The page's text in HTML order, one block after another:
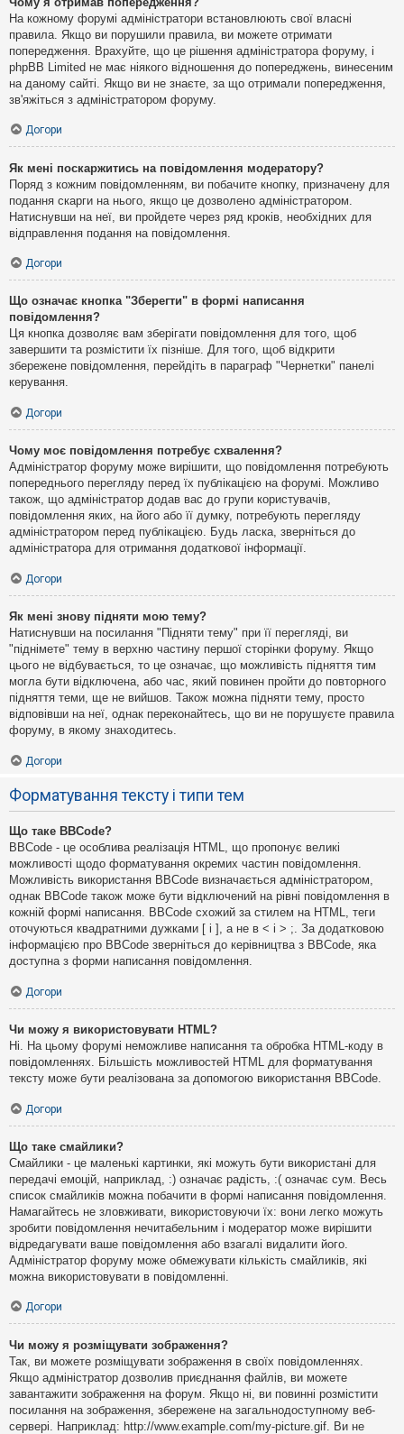
На кожному форумі адміністратори встановлюють свої власні
правила. Якщо ви порушили правила, ви можете отримати
попередження. Врахуйте, що це рішення адміністратора форуму, і
phpBB Limited не має ніякого відношення до попереджень, винесеним
на даному сайті. Якщо ви не знаєте, за що отримали попередження,
зв'яжіться з адміністратором форуму.
Догори
Як мені поскаржитись на повідомлення модератору?
Поряд з кожним повідомленням, ви побачите кнопку, призначену для
подання скарги на нього, якщо це дозволено адміністратором.
Натиснувши на неї, ви пройдете через ряд кроків, необхідних для
відправлення подання на повідомлення.
Догори
Що означає кнопка "Зберегти" в формі написання
повідомлення?
Ця кнопка дозволяє вам зберігати повідомлення для того, щоб
завершити та розмістити їх пізніше. Для того, щоб відкрити
збережене повідомлення, перейдіть в параграф "Чернетки" панелі
керування.
Догори
Чому моє повідомлення потребує схвалення?
Адміністратор форуму може вирішити, що повідомлення потребують
попереднього перегляду перед їх публікацією на форумі. Можливо
також, що адміністратор додав вас до групи користувачів,
повідомлення яких, на його або її думку, потребують перегляду
адміністратором перед публікацією. Будь ласка, зверніться до
адміністратора для отримання додаткової інформації.
Догори
Як мені знову підняти мою тему?
Натиснувши на посилання "Підняти тему" при її перегляді, ви
"піднімете" тему в верхню частину першої сторінки форуму. Якщо
цього не відбувається, то це означає, що можливість підняття тим
могла бути відключена, або час, який повинен пройти до повторного
підняття теми, ще не вийшов. Також можна підняти тему, просто
відповівши на неї, однак переконайтесь, що ви не порушуєте правила
форуму, в якому знаходитесь.
Догори
Форматування тексту і типи тем
Що таке BBCode?
BBCode - це особлива реалізація HTML, що пропонує великі
можливості щодо форматування окремих частин повідомлення.
Можливість використання BBCode визначається адміністратором,
однак BBCode також може бути відключений на рівні повідомлення в
кожній формі написання. BBCode схожий за стилем на HTML, теги
оточуються квадратними дужками [ і ], а не в < і > ;. За додатковою
інформацією про BBCode зверніться до керівництва з BBCode, яка
доступна з форми написання повідомлення.
Догори
Чи можу я використовувати HTML?
Ні. На цьому форумі неможливе написання та обробка HTML-коду в
повідомленнях. Більшість можливостей HTML для форматування
тексту може бути реалізована за допомогою використання BBCode.
Догори
Що таке смайлики?
Смайлики - це маленькі картинки, які можуть бути використані для
передачі емоцій, наприклад, :) означає радість, :( означає сум. Весь
список смайликів можна побачити в формі написання повідомлення.
Намагайтесь не зловживати, використовуючи їх: вони легко можуть
зробити повідомлення нечитабельним і модератор може вирішити
відредагувати ваше повідомлення або взагалі видалити його.
Адміністратор форуму може обмежувати кількість смайликів, які
можна використовувати в повідомленні.
Догори
Чи можу я розміщувати зображення?
Так, ви можете розміщувати зображення в своїх повідомленнях.
Якщо адміністратор дозволив приєднання файлів, ви можете
завантажити зображення на форум. Якщо ні, ви повинні розмістити
посилання на зображення, збережене на загальнодоступному веб-
сервері. Наприклад: http://www.example.com/my-picture.gif. Ви не